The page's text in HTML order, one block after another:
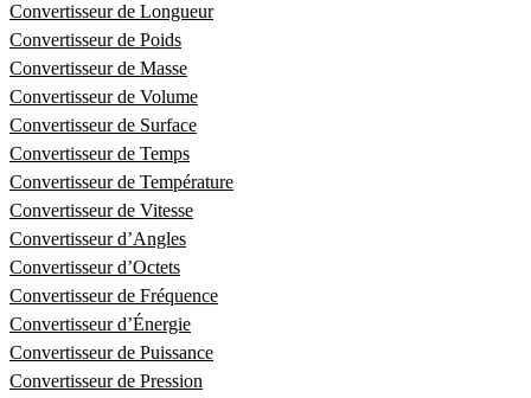
Convertisseur de Longueur
Convertisseur de Poids
Convertisseur de Masse
Convertisseur de Volume
Convertisseur de Surface
Convertisseur de Temps
Convertisseur de Température
Convertisseur de Vitesse
Convertisseur d’Angles
Convertisseur d’Octets
Convertisseur de Fréquence
Convertisseur d’Énergie
Convertisseur de Puissance
Convertisseur de Pression